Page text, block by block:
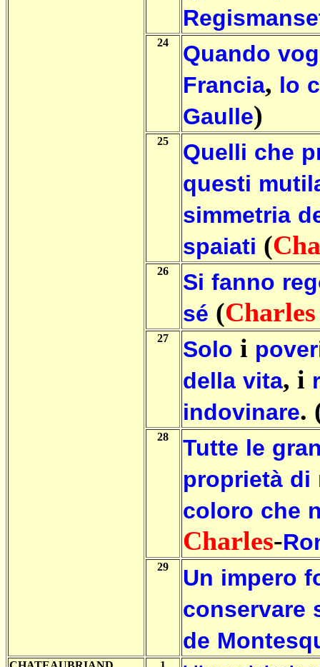
24 Quando
Francia, lo
Gaulle)
25 Quelli che
questi
simmetria
spaiati (
26 Si fanno
sé (Charles
27 Solo i
della vita, i
indovinare.
28 Tutte le
proprietà di
coloro che
Charles-
29 Un impero
conservare
de